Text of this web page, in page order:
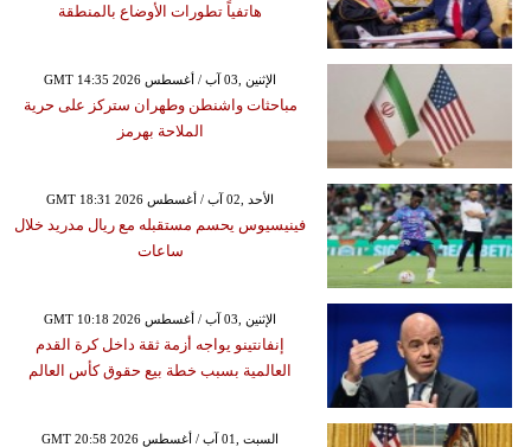
هاتفياً تطورات الأوضاع بالمنطقة
GMT 14:35 2026 الإثنين ,03 آب / أغسطس
مباحثات واشنطن وطهران ستركز على حرية
الملاحة بهرمز
GMT 18:31 2026 الأحد ,02 آب / أغسطس
فينيسيوس يحسم مستقبله مع ريال مدريد خلال
ساعات
GMT 10:18 2026 الإثنين ,03 آب / أغسطس
إنفانتينو يواجه أزمة ثقة داخل كرة القدم
العالمية بسبب خطة بيع حقوق كأس العالم
GMT 20:58 2026 السبت ,01 آب / أغسطس